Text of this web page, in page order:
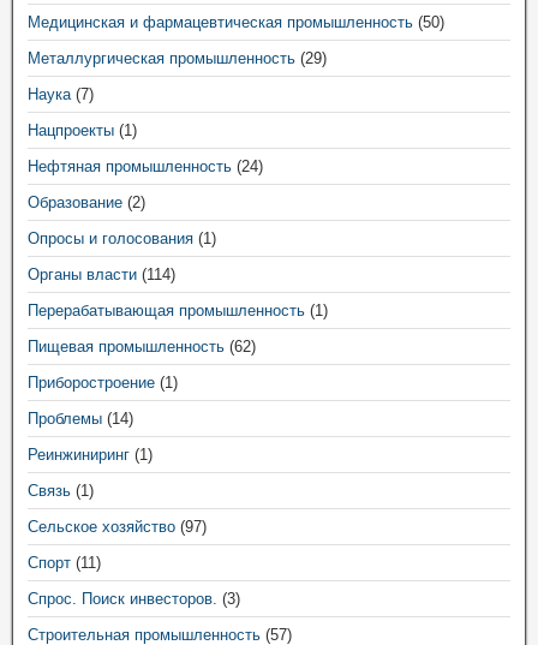
Медицинская и фармацевтическая промышленность (50)
Металлургическая промышленность (29)
Наука(7)
Нацпроекты (1)
Нефтяная промышленность (24)
Образование (2)
Опросы и голосования (1)
Органы власти (114)
Перерабатывающая промышленность (1)
Пищевая промышленность (62)
Приборостроение (1)
Проблемы (14)
Реинжиниринг (1)
Связь (1)
Сельское хозяйство (97)
Спорт (11)
Спрос. Поиск инвесторов. (3)
Строительная промышленность (57)